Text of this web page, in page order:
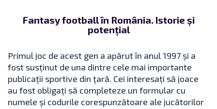
Fantasy football în România. Istorie și
potențial
Primul joc de acest gen a apărut în anul 1997 și a
fost susținut de una dintre cele mai importante
publicații sportive din țară. Cei interesați să joace
au fost obligați să completeze un formular cu
numele și codurile corespunzătoare ale jucătorilor